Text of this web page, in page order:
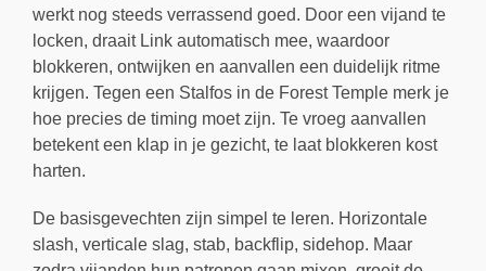
werkt nog steeds verrassend goed. Door een vijand te
locken, draait Link automatisch mee, waardoor
blokkeren, ontwijken en aanvallen een duidelijk ritme
krijgen. Tegen een Stalfos in de Forest Temple merk je
hoe precies de timing moet zijn. Te vroeg aanvallen
betekent een klap in je gezicht, te laat blokkeren kost
harten.
De basisgevechten zijn simpel te leren. Horizontale
slash, verticale slag, stab, backflip, sidehop. Maar